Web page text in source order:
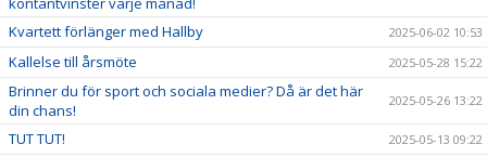
Kvartett förlänger med Hallby 2025-06-02 10:53
Kallelse till årsmöte 2025-05-28 15:22
Brinner du för sport och sociala medier? Då är det här
din chans!
2025-05-26 13:22
TUT TUT! 2025-05-13 09:22